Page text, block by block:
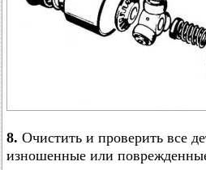
8. Очистить и проверить все
изношенные или